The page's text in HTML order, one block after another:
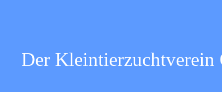
Der Kleintierzuchtverein